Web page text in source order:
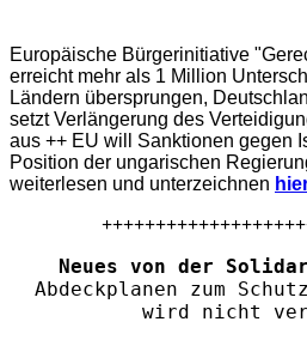
Europäische Bürgerinitiative
erreicht mehr als 1 Million
Ländern übersprungen,
setzt Verlängerung des
aus ++ EU will Sanktionen gegen
Position der ungarischen
weiterlesen und unterzeichnen
Neues von der
Abdeckplanen zum
wird nicht